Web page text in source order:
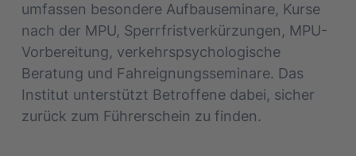
umfassen besondere Aufbauseminare, Kurse
nach der MPU, Sperrfristverkürzungen, MPU-
Vorbereitung, verkehrspsychologische
Beratung und Fahreignungsseminare. Das
Institut unterstützt Betroffene dabei, sicher
zurück zum Führerschein zu finden.